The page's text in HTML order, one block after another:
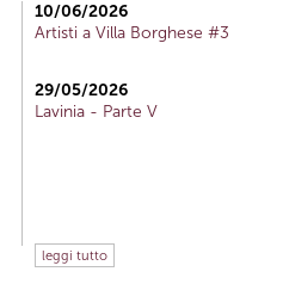
10/06/2026
Artisti a Villa Borghese #3
29/05/2026
Lavinia - Parte V
leggi tutto